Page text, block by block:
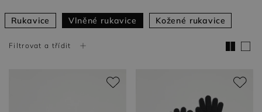
Rukavice Vlněné rukavice Kožené rukavice
Filtrovat a třídit